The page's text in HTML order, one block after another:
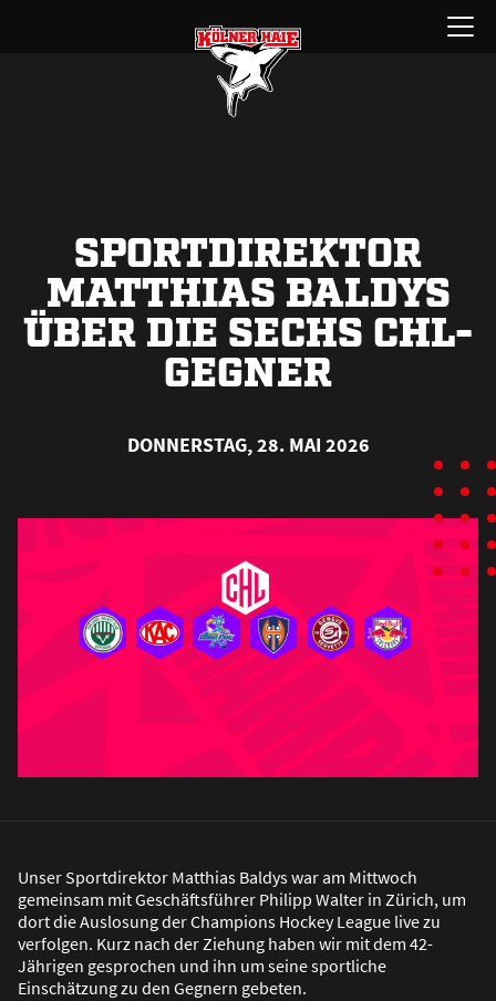
Menü
öffnen
SPORTDIREKTOR
MATTHIAS BALDYS
ÜBER DIE SECHS CHL-
GEGNER
DONNERSTAG, 28. MAI 2026
Unser Sportdirektor Matthias Baldys war am Mittwoch
gemeinsam mit Geschäftsführer Philipp Walter in Zürich, um
dort die Auslosung der Champions Hockey League live zu
verfolgen. Kurz nach der Ziehung haben wir mit dem 42-
Jährigen gesprochen und ihn um seine sportliche
Einschätzung zu den Gegnern gebeten.